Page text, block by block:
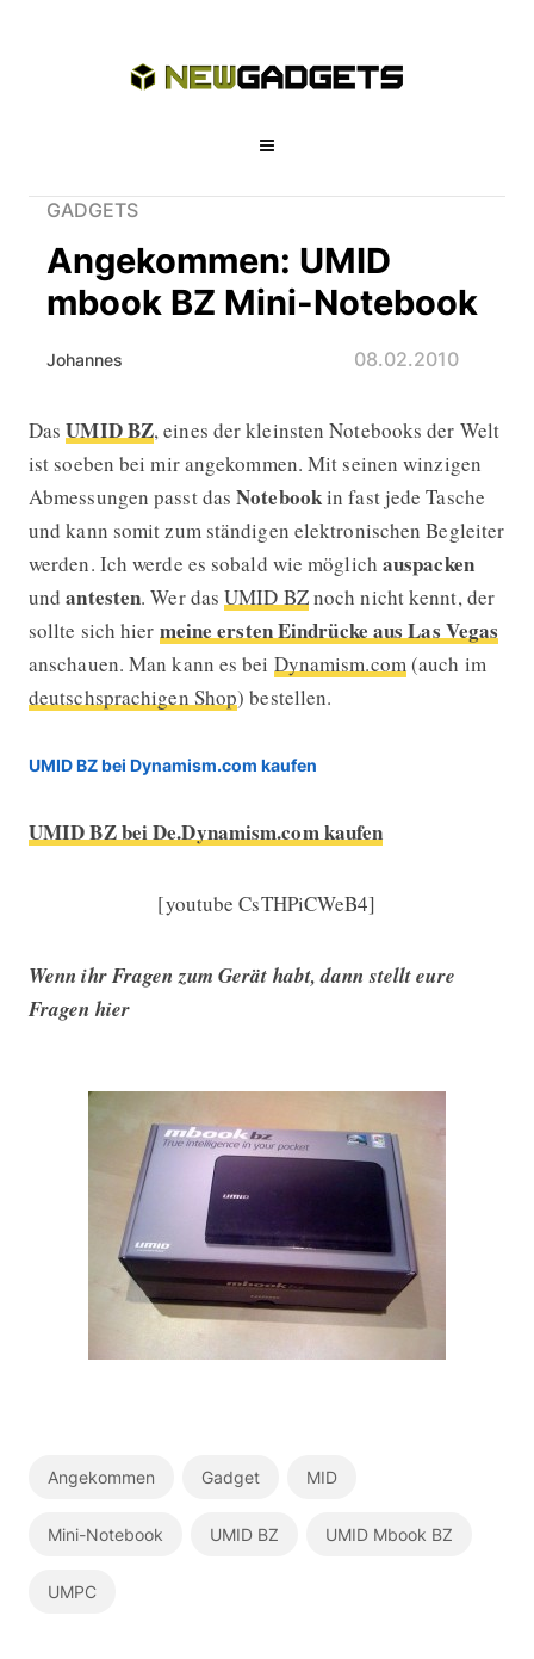
GADGETS
Angekommen: UMID
mbook BZ Mini-Notebook
Johannes 08.02.2010
Angekommen: UMID mbook BZ
DasUMID BZ, eines der kleinsten Notebooks der Welt
ist soeben bei mir angekommen. Mit seinen winzigen
Abmessungen passt dasNotebookin fast jede Tasche
und kann somit zum ständigen elektronischen Begleiter
werden. Ich werde es sobald wie möglich auspacken
undantesten. Wer dasUMID BZnoch nicht kennt, der
sollte sich hier meine ersten Eindrücke aus Las Vegas
anschauen. Man kann es bei Dynamism.com (auch im
deutschsprachigen Shop) bestellen.
UMID BZ bei Dynamism.com kaufen
UMID BZ bei De.Dynamism.com kaufen
[youtube CsTHPiCWeB4]
Wenn ihr Fragen zum Gerät habt, dann stellt eure
Fragen hier
Angekommen Gadget MID
Mini-Notebook UMID BZ UMID Mbook BZ
UMPC